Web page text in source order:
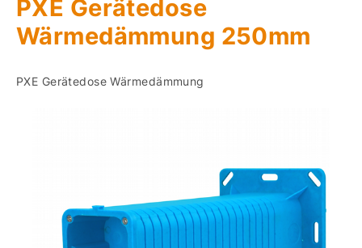
PXE Gerätedose
Wärmedämmung 250mm
PXE Gerätedose Wärmedämmung